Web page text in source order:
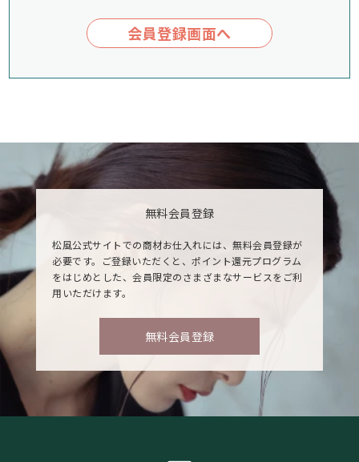
会員登録画面へ
無料会員登録
松風公式サイトでの商材お仕入れには、無料会員登録が
必要です。ご登録いただくと、ポイント還元プログラム
をはじめとした、会員限定のさまざまなサービスをご利
用いただけます。
無料会員登録